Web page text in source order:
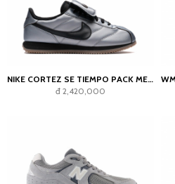
NIKE CORTEZ SE TIEMPO PACK METALLIC COOL GREY
đ 2,420,000